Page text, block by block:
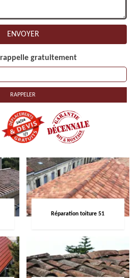
gratuitement
Réparation toiture 51